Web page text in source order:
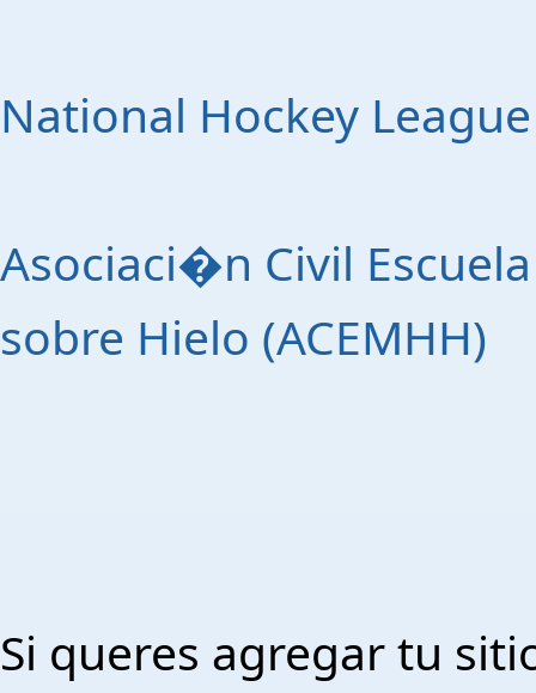
National Hockey
Asociaci�n Civil
sobre Hielo (ACEMHH)
Si queres agregar tu